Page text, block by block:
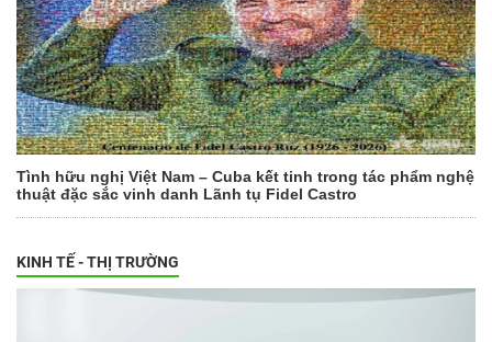
Tình hữu nghị Việt Nam – Cuba kết tinh trong tác phẩm nghệ
thuật đặc sắc vinh danh Lãnh tụ Fidel Castro
KINH TẾ - THỊ TRƯỜNG